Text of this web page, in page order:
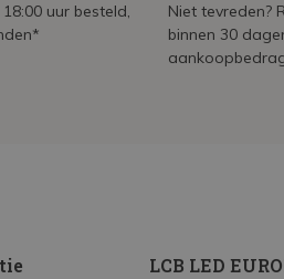
uur besteld,
Niet tevreden?
binnen 30
LCB LED